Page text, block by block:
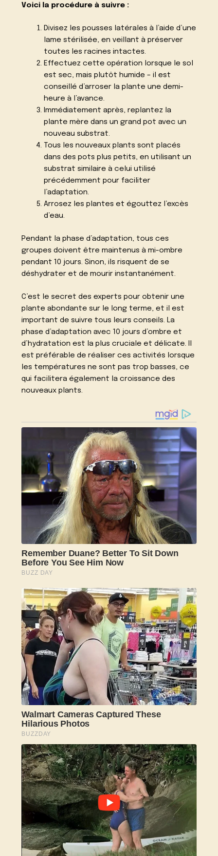
Voici la procédure à suivre :
Divisez les pousses latérales à l’aide d’une
lame stérilisée, en veillant à préserver
toutes les racines intactes.
Effectuez cette opération lorsque le sol
est sec, mais plutôt humide – il est
conseillé d’arroser la plante une demi-
heure à l’avance.
Immédiatement après, replantez la
plante mère dans un grand pot avec un
nouveau substrat.
Tous les nouveaux plants sont placés
dans des pots plus petits, en utilisant un
substrat similaire à celui utilisé
précédemment pour faciliter
l’adaptation.
Arrosez les plantes et égouttez l’excès
d’eau.
Pendant la phase d’adaptation, tous ces
groupes doivent être maintenus à mi-ombre
pendant 10 jours. Sinon, ils risquent de se
déshydrater et de mourir instantanément.
C’est le secret des experts pour obtenir une
plante abondante sur le long terme, et il est
important de suivre tous leurs conseils. La
phase d’adaptation avec 10 jours d’ombre et
d’hydratation est la plus cruciale et délicate. Il
est préférable de réaliser ces activités lorsque
les températures ne sont pas trop basses, ce
qui facilitera également la croissance des
nouveaux plants.